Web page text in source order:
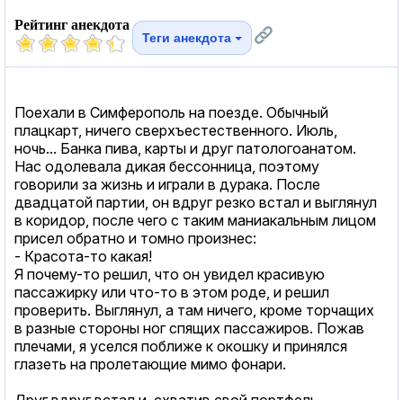
Рейтинг анекдота
Теги анекдота
Поехали в Симферополь на поезде. Обычный
плацкарт, ничего сверхъестественного. Июль,
ночь... Банка пива, карты и друг патологоанатом.
Нас одолевала дикая бессонница, поэтому
говорили за жизнь и играли в дурака. После
двадцатой партии, он вдруг резко встал и выглянул
в коридор, после чего с таким маниакальным лицом
присел обратно и томно произнес:
- Красота-то какая!
Я почему-то решил, что он увидел красивую
пассажирку или что-то в этом роде, и решил
проверить. Выглянул, а там ничего, кроме торчащих
в разные стороны ног спящих пассажиров. Пожав
плечами, я уселся поближе к окошку и принялся
глазеть на пролетающие мимо фонари.